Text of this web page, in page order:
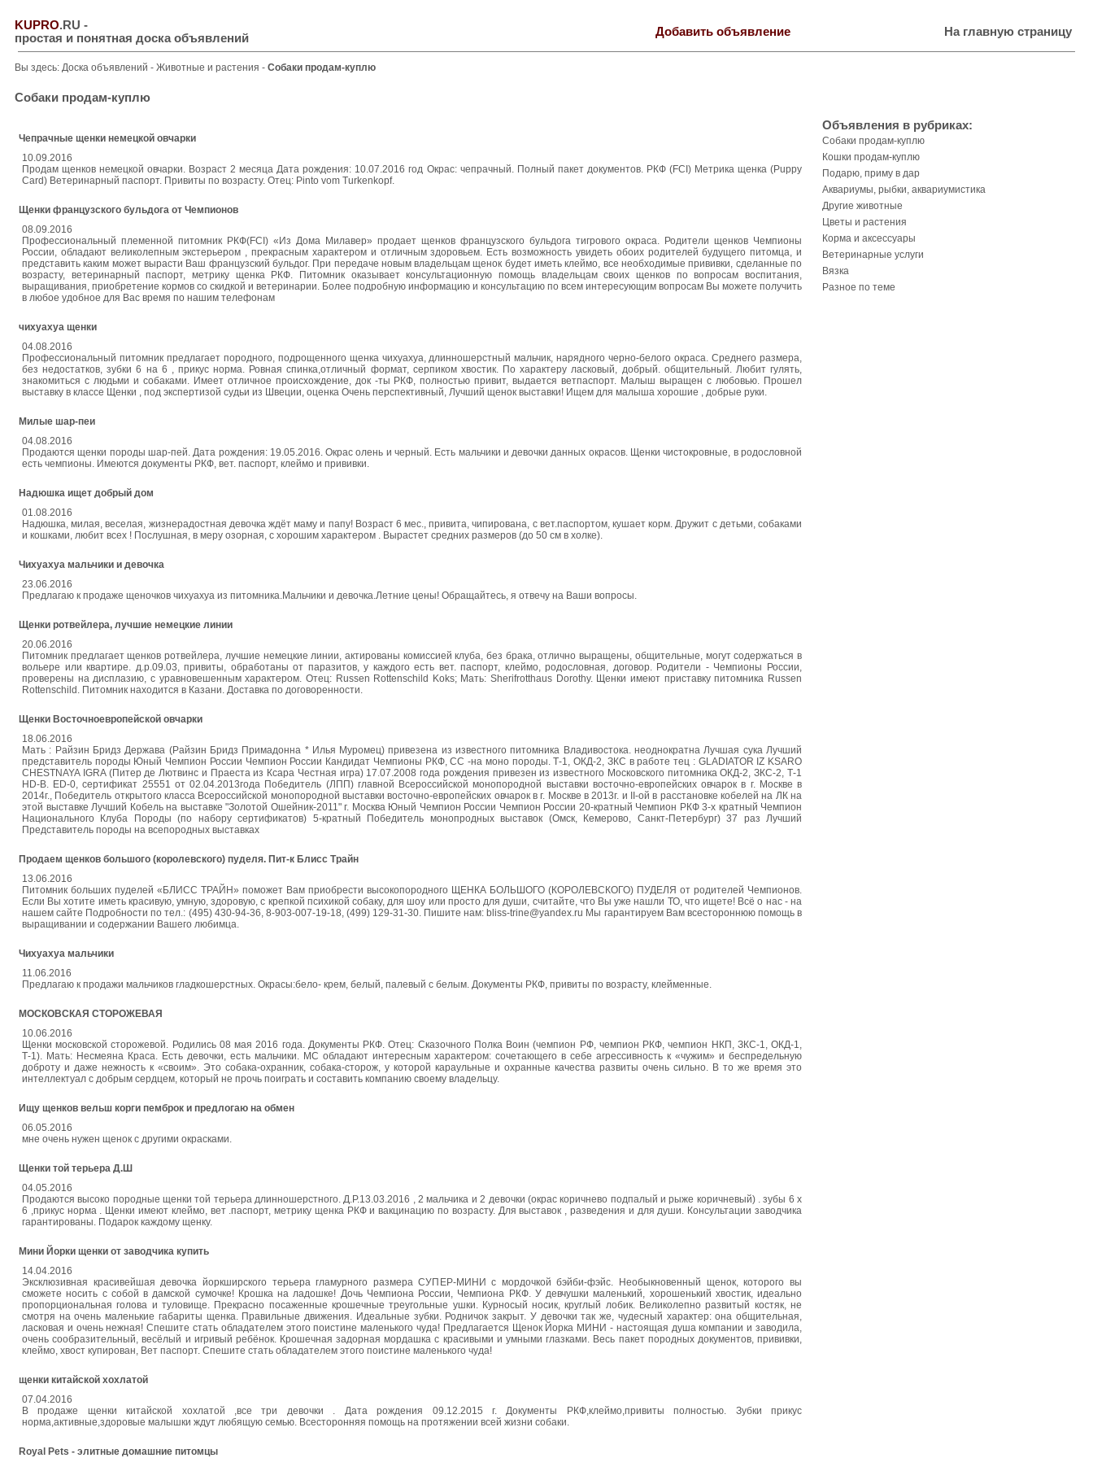
KUPRO.RU -
простая и понятная доска объявлений
Добавить объявление На главную страницу
Вы здесь: Доска объявлений - Животные и растения - Собаки продам-куплю
Собаки продам-куплю
Чепрачные щенки немецкой овчарки
10.09.2016
Продам щенков немецкой овчарки. Возраст 2 месяца Дата рождения: 10.07.2016 год Окрас: чепрачный. Полный пакет документов. РКФ (FCI) Метрика щенка (Puppy
Card) Ветеринарный паспорт. Привиты по возрасту. Отец: Pinto vom Turkenkopf.
Щенки французского бульдога от Чемпионов
08.09.2016
Профессиональный племенной питомник РКФ(FCI) «Из Дома Милавер» продает щенков французского бульдога тигрового окраса. Родители щенков Чемпионы
России, обладают великолепным экстерьером , прекрасным характером и отличным здоровьем. Есть возможность увидеть обоих родителей будущего питомца, и
представить каким может вырасти Ваш французский бульдог. При передаче новым владельцам щенок будет иметь клеймо, все необходимые прививки, сделанные по
возрасту, ветеринарный паспорт, метрику щенка РКФ. Питомник оказывает консультационную помощь владельцам своих щенков по вопросам воспитания,
выращивания, приобретение кормов со скидкой и ветеринарии. Более подробную информацию и консультацию по всем интересующим вопросам Вы можете получить
в любое удобное для Вас время по нашим телефонам
чихуахуа щенки
04.08.2016
Профессиональный питомник предлагает породного, подрощенного щенка чихуахуа, длинношерстный мальчик, нарядного черно-белого окраса. Среднего размера,
без недостатков, зубки 6 на 6 , прикус норма. Ровная спинка,отличный формат, серпиком хвостик. По характеру ласковый, добрый. общительный. Любит гулять,
знакомиться с людьми и собаками. Имеет отличное происхождение, док -ты РКФ, полностью привит, выдается ветпаспорт. Малыш выращен с любовью. Прошел
выставку в классе Щенки , под экспертизой судьи из Швеции, оценка Очень перспективный, Лучший щенок выставки! Ищем для малыша хорошие , добрые руки.
Милые шар-пеи
04.08.2016
Продаются щенки породы шар-пей. Дата рождения: 19.05.2016. Окрас олень и черный. Есть мальчики и девочки данных окрасов. Щенки чистокровные, в родословной
есть чемпионы. Имеются документы РКФ, вет. паспорт, клеймо и прививки.
Надюшка ищет добрый дом
01.08.2016
Надюшка, милая, веселая, жизнерадостная девочка ждёт маму и папу! Возраст 6 мес., привита, чипирована, с вет.паспортом, кушает корм. Дружит с детьми, собаками
и кошками, любит всех ! Послушная, в меру озорная, с хорошим характером . Вырастет средних размеров (до 50 см в холке).
Чихуахуа мальчики и девочка
23.06.2016
Предлагаю к продаже щеночков чихуахуа из питомника.Мальчики и девочка.Летние цены! Обращайтесь, я отвечу на Ваши вопросы.
Щенки ротвейлера, лучшие немецкие линии
20.06.2016
Питомник предлагает щенков ротвейлера, лучшие немецкие линии, актированы комиссией клуба, без брака, отлично выращены, общительные, могут содержаться в
вольере или квартире. д.р.09.03, привиты, обработаны от паразитов, у каждого есть вет. паспорт, клеймо, родословная, договор. Родители - Чемпионы России,
проверены на дисплазию, с уравновешенным характером. Отец: Russen Rottenschild Koks; Мать: Sherifrotthaus Dorothy. Щенки имеют приставку питомника Russen
Rottenschild. Питомник находится в Казани. Доставка по договоренности.
Щенки Восточноевропейской овчарки
18.06.2016
Мать : Райзин Бридз Держава (Райзин Бридз Примадонна * Илья Муромец) привезена из известного питомника Владивостока. неоднократна Лучшая сука Лучший
представитель породы Юный Чемпион России Чемпион России Кандидат Чемпионы РКФ, СС -на моно породы. Т-1, ОКД-2, ЗКС в работе тец : GLADIATOR IZ KSARO
CHESTNAYA IGRA (Питер де Лютвинс и Праеста из Ксара Честная игра) 17.07.2008 года рождения привезен из известного Московского питомника ОКД-2, ЗКС-2, Т-1
HD-B. ED-0, сертификат 25551 от 02.04.2013года Победитель (ЛПП) главной Всероссийской монопородной выставки восточно-европейских овчарок в г. Москве в
2014г., Победитель открытого класса Всероссийской монопородной выставки восточно-европейских овчарок в г. Москве в 2013г. и II-ой в расстановке кобелей на ЛК на
этой выставке Лучший Кобель на выставке "Золотой Ошейник-2011" г. Москва Юный Чемпион России Чемпион России 20-кратный Чемпион РКФ 3-х кратный Чемпион
Национального Клуба Породы (по набору сертификатов) 5-кратный Победитель монопродных выставок (Омск, Кемерово, Санкт-Петербург) 37 раз Лучший
Представитель породы на всепородных выставках
Продаем щенков большого (королевского) пуделя. Пит-к Блисс Трайн
13.06.2016
Питомник больших пуделей «БЛИСС ТРАЙН» поможет Вам приобрести высокопородного ЩЕНКА БОЛЬШОГО (КОРОЛЕВСКОГО) ПУДЕЛЯ от родителей Чемпионов.
Если Вы хотите иметь красивую, умную, здоровую, с крепкой психикой собаку, для шоу или просто для души, считайте, что Вы уже нашли ТО, что ищете! Всё о нас - на
нашем сайте Подробности по тел.: (495) 430-94-36, 8-903-007-19-18, (499) 129-31-30. Пишите нам: bliss-trine@yandex.ru Мы гарантируем Вам всестороннюю помощь в
выращивании и содержании Вашего любимца.
Чихуахуа мальчики
11.06.2016
Предлагаю к продажи мальчиков гладкошерстных. Окрасы:бело- крем, белый, палевый с белым. Документы РКФ, привиты по возрасту, клейменные.
МОСКОВСКАЯ СТОРОЖЕВАЯ
10.06.2016
Щенки московской сторожевой. Родились 08 мая 2016 года. Документы РКФ. Отец: Сказочного Полка Воин (чемпион РФ, чемпион РКФ, чемпион НКП, ЗКС-1, ОКД-1,
Т-1). Мать: Несмеяна Краса. Есть девочки, есть мальчики. МС обладают интересным характером: сочетающего в себе агрессивность к «чужим» и беспредельную
доброту и даже нежность к «своим». Это собака-охранник, собака-сторож, у которой караульные и охранные качества развиты очень сильно. В то же время это
интеллектуал с добрым сердцем, который не прочь поиграть и составить компанию своему владельцу.
Ищу щенков вельш корги пемброк и предлогаю на обмен
06.05.2016
мне очень нужен щенок с другими окрасками.
Щенки той терьера Д.Ш
04.05.2016
Продаются высоко породные щенки той терьера длинношерстного. Д.Р.13.03.2016 , 2 мальчика и 2 девочки (окрас коричнево подпалый и рыже коричневый) . зубы 6 х
6 ,прикус норма . Щенки имеют клеймо, вет .паспорт, метрику щенка РКФ и вакцинацию по возрасту. Для выставок , разведения и для души. Консультации заводчика
гарантированы. Подарок каждому щенку.
Мини Йорки щенки от заводчика купить
14.04.2016
Эксклюзивная красивейшая девочка йоркширского терьера гламурного размера СУПЕР-МИНИ с мордочкой бэйби-фэйс. Необыкновенный щенок, которого вы
сможете носить с собой в дамской сумочке! Крошка на ладошке! Дочь Чемпиона России, Чемпиона РКФ. У девчушки маленький, хорошенький хвостик, идеально
пропорциональная голова и туловище. Прекрасно посаженные крошечные треугольные ушки. Курносый носик, круглый лобик. Великолепно развитый костяк, не
смотря на очень маленькие габариты щенка. Правильные движения. Идеальные зубки. Родничок закрыт. У девочки так же, чудесный характер: она общительная,
ласковая и очень нежная! Спешите стать обладателем этого поистине маленького чуда! Предлагается Щенок Йорка МИНИ - настоящая душа компании и заводила,
очень сообразительный, весёлый и игривый ребёнок. Крошечная задорная мордашка с красивыми и умными глазками. Весь пакет породных документов, прививки,
клеймо, хвост купирован, Вет паспорт. Спешите стать обладателем этого поистине маленького чуда!
щенки китайской хохлатой
07.04.2016
В продаже щенки китайской хохлатой ,все три девочки . Дата рождения 09.12.2015 г. Документы РКФ,клеймо,привиты полностью. Зубки прикус
норма,активные,здоровые малышки ждут любящую семью. Всесторонняя помощь на протяжении всей жизни собаки.
Royal Pets - элитные домашние питомцы
Объявления в рубриках:
Собаки продам-куплю
Кошки продам-куплю
Подарю, приму в дар
Аквариумы, рыбки, аквариумистика
Другие животные
Цветы и растения
Корма и аксессуары
Ветеринарные услуги
Вязка
Разное по теме